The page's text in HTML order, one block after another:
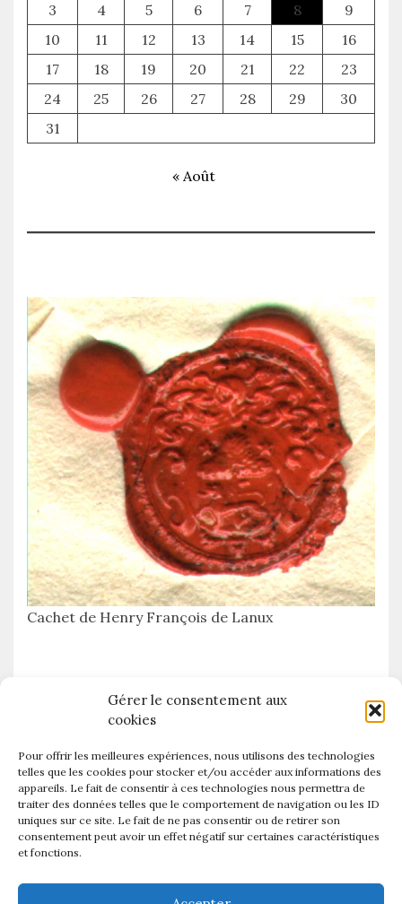
Gérer le consentement aux
cookies
Pour offrir les meilleures expériences, nous utilisons des technologies
telles que les cookies pour stocker et/ou accéder aux informations des
appareils. Le fait de consentir à ces technologies nous permettra de
traiter des données telles que le comportement de navigation ou les ID
uniques sur ce site. Le fait de ne pas consentir ou de retirer son
consentement peut avoir un effet négatif sur certaines caractéristiques
et fonctions.
3
4 5 6 7 8
9
10
11 12 13 14 15
16
17
18 19 20 21 22
23
24
25 26 27 28 29
30
31
« Août
Cachet de Henry François de Lanux
Abbé ancêtre Angoumois artiste Bretagne Code noir
de Barreneuve de Chateaubrun de Forges
de La Marche de Lanux Deroussent Dijon
diplomate Ecuyer Esclave eyre Femme Fins
France
Lanux